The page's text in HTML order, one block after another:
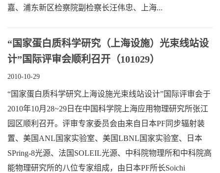
嘉、浦东新区检察院副检察长汪伟忠、上海...
“国家蛋白质科学研究（上海设施）光束线站设
计”国际评审会顺利召开（101029）
2010-10-29
“国家蛋白质科学研究上海设施光束线站设计”国际评审会于
2010年10月28~29日在中国科学院上海应用物理研究所张江
园区顺利召开。评审专家委员会由来自日本PF同步辐射装
置、美国ANL国家实验室、美国LBNL国家实验室、日本
SPring-8光源、法国SOLEIL光源、中科院物理所和中科院高
能物理研究所的八位专家组成，由日本PF所长Soichi